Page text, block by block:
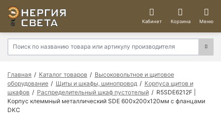
Кабинет Корзина Меню
Главная Каталог товаров
Высоковольтное и щитовое
оборудование
Щиты и шкафы, шинопровод
Корпуса щитов и
шкафов
Распределительный шкаф пустотелый
R5SDE6212F |
Корпус клеммный металлический SDE 600х200х120мм с фланцами
DKC